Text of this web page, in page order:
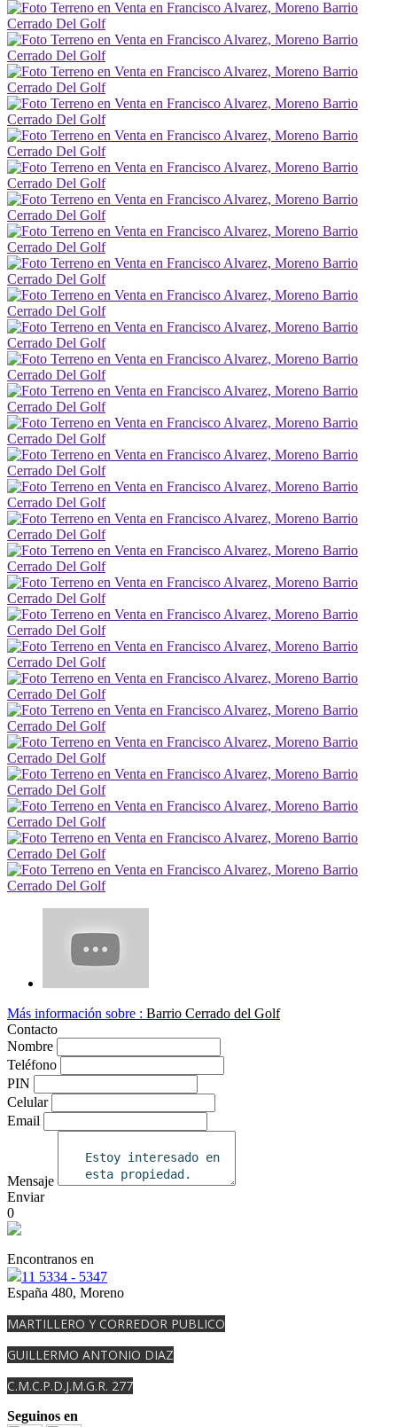
Más información sobre : Barrio Cerrado del Golf
Contacto
Nombre
Teléfono
PIN
Celular
Email
Mensaje
Enviar
0
Encontranos en
11 5334 - 5347
España 480, Moreno
MARTILLERO Y CORREDOR PUBLICO
GUILLERMO ANTONIO DIAZ
C.M.C.P.D.J.M.G.R. 277
Seguinos en